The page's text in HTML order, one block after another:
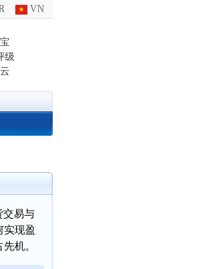
VN
级
交易与
实现盈
机。